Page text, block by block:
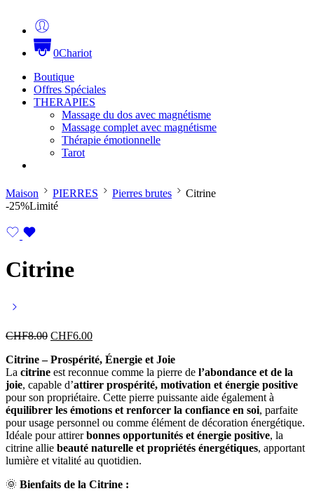
0Chariot
Boutique
Offres Spéciales
THERAPIES
Massage du dos avec magnétisme
Massage complet avec magnétisme
Thérapie émotionnelle
Tarot
Maison PIERRES Pierres brutes
Citrine
-25%Limité
Citrine
CHF8.00 CHF6.00
Citrine – Prospérité, Énergie et Joie
La citrine est reconnue comme la pierre de l’abondance et de la
joie, capable d’attirer prospérité, motivation et énergie positive
pour son propriétaire. Cette pierre puissante aide également à
équilibrer les émotions et renforcer la confiance en soi, parfaite
pour usage personnel ou comme élément de décoration énergétique.
Idéale pour attirerbonnes opportunités et énergie positive, la
citrine allie beauté naturelle et propriétés énergétiques, apportant
lumière et vitalité au quotidien.
🌞 Bienfaits de la Citrine :